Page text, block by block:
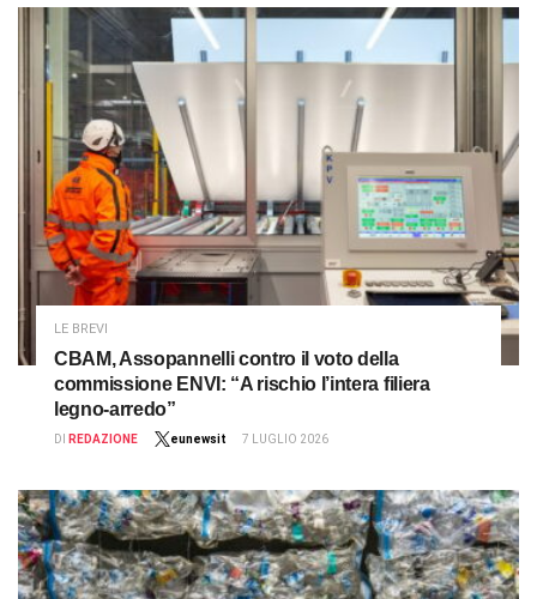
LE BREVI
CBAM, Assopannelli contro il voto della
commissione ENVI: “A rischio l’intera filiera
legno-arredo”
DI REDAZIONE eunewsit 7 LUGLIO 2026